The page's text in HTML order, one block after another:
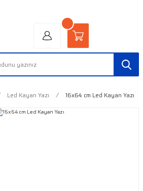
Led Kayan Yazı 16x64 cm Led Kayan Yazı